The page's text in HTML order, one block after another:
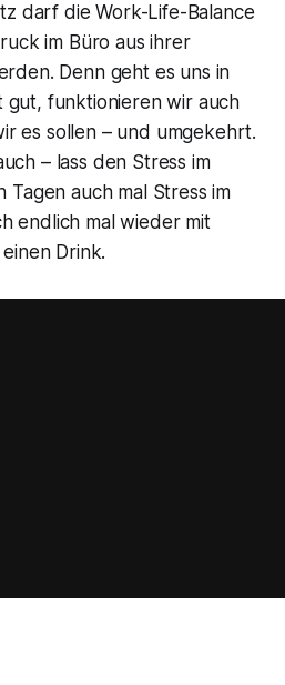
darf die Work-Life-Balance
im Büro aus ihrer
Denn geht es uns in
gut, funktionieren wir auch
es sollen – und umgekehrt.
– lass den Stress im
Tagen auch mal Stress im
endlich mal wieder mit
Drink.